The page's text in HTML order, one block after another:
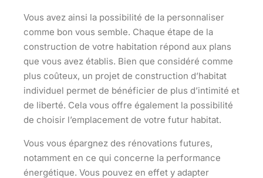
Vous avez ainsi la possibilité de la personnaliser
comme bon vous semble. Chaque étape de la
construction de votre habitation répond aux plans
que vous avez établis. Bien que considéré comme
plus coûteux, un projet de construction d’habitat
individuel permet de bénéficier de plus d’intimité et
de liberté. Cela vous offre également la possibilité
de choisir l’emplacement de votre futur habitat.
Vous vous épargnez des rénovations futures,
notamment en ce qui concerne la performance
énergétique. Vous pouvez en effet y adapter